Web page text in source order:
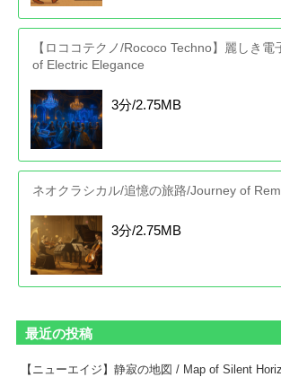
【ロココテクノ/Rococo Techno】麗しき
of Electric Elegance
3分/2.75MB
ネオクラシカル/追憶の旅路/Journey of
3分/2.75MB
最近の投稿
【ニューエイジ】静寂の地図 / Map of Silent